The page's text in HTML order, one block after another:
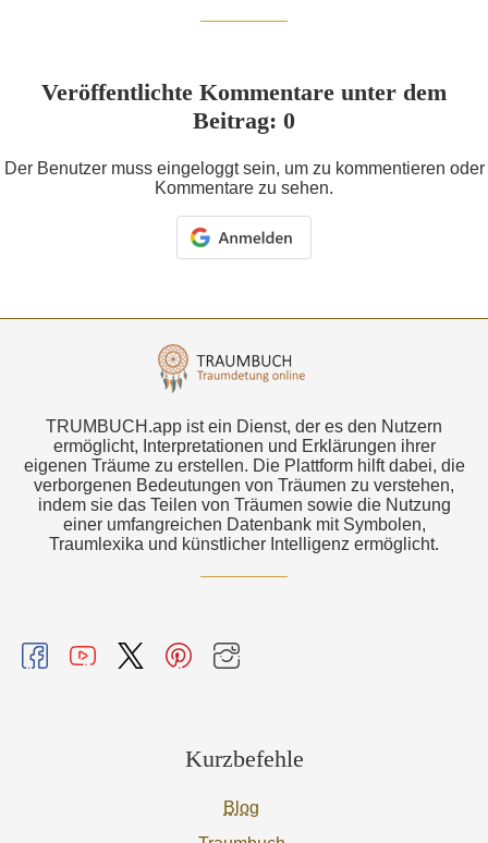
Veröffentlichte Kommentare unter dem
Beitrag: 0
Der Benutzer muss eingeloggt sein, um zu kommentieren oder
Kommentare zu sehen.
TRUMBUCH.app ist ein Dienst, der es den Nutzern
ermöglicht, Interpretationen und Erklärungen ihrer
eigenen Träume zu erstellen. Die Plattform hilft dabei, die
verborgenen Bedeutungen von Träumen zu verstehen,
indem sie das Teilen von Träumen sowie die Nutzung
einer umfangreichen Datenbank mit Symbolen,
Traumlexika und künstlicher Intelligenz ermöglicht.
Kurzbefehle
Blog